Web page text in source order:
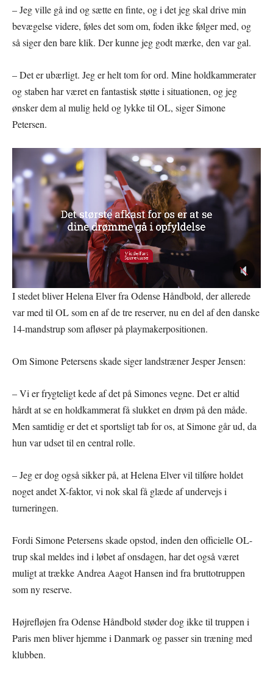
– Jeg ville gå ind og sætte en finte, og i det jeg skal drive min
bevægelse videre, føles det som om, foden ikke følger med, og
så siger den bare klik. Der kunne jeg godt mærke, den var gal.
– Det er ubærligt. Jeg er helt tom for ord. Mine holdkammerater
og staben har været en fantastisk støtte i situationen, og jeg
ønsker dem al mulig held og lykke til OL, siger Simone
Petersen.
I stedet bliver Helena Elver fra Odense Håndbold, der allerede
var med til OL som en af de tre reserver, nu en del af den danske
14-mandstrup som afløser på playmakerpositionen.
Om Simone Petersens skade siger landstræner Jesper Jensen:
– Vi er frygteligt kede af det på Simones vegne. Det er altid
hårdt at se en holdkammerat få slukket en drøm på den måde.
Men samtidig er det et sportsligt tab for os, at Simone går ud, da
hun var udset til en central rolle.
– Jeg er dog også sikker på, at Helena Elver vil tilføre holdet
noget andet X-faktor, vi nok skal få glæde af undervejs i
turneringen.
Fordi Simone Petersens skade opstod, inden den officielle OL-
trup skal meldes ind i løbet af onsdagen, har det også været
muligt at trække Andrea Aagot Hansen ind fra bruttotruppen
som ny reserve.
Højrefløjen fra Odense Håndbold støder dog ikke til truppen i
Paris men bliver hjemme i Danmark og passer sin træning med
klubben.